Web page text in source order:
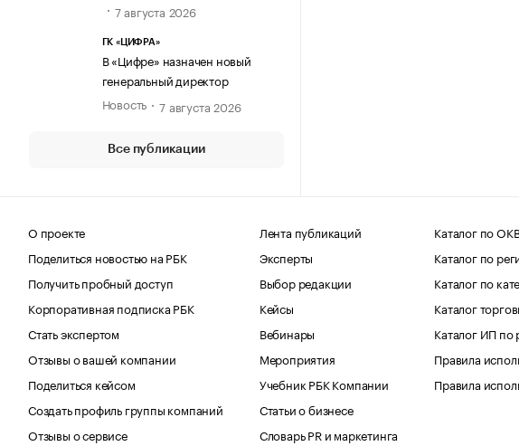
7 августа 2026
ГК «ЦИФРА»
В «Цифре» назначен новый
генеральный директор
Новость
7 августа 2026
Все публикации
О проекте
Поделиться новостью на РБК
Получить пробный доступ
Корпоративная подписка РБК
Стать экспертом
Отзывы о вашей компании
Поделиться кейсом
Создать профиль группы компаний
Отзывы о сервисе
Лента публикаций
Эксперты
Выбор редакции
Кейсы
Вебинары
Мероприятия
Учебник РБК Компании
Статьи о бизнесе
Словарь PR и маркетинга
Каталог по
Каталог по
Каталог по
Каталог
Каталог ИП по
Правила
Правила